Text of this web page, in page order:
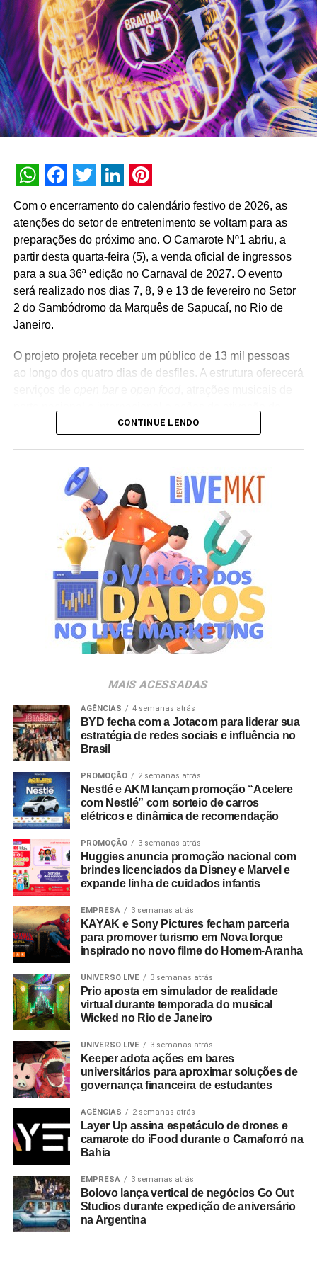
interna de 90% e índice de resolutividade de 87% nos
atendimentos.
Além da b.ia, o Meu Bradesco engloba ferramentas como
o E-agro — plataforma digital direcionada a produtores
rurais — e sistemas de recomendação de investimentos
suportados porGenAI(Inteligência Artificial Generativa),
que fornecem assessoria financeira automatizada e
A estratégia de divulgação da campanha engloba
peças deOut of Home(OOH) e ações com
influenciadores digitais, reforçando o posicionamento do
banco na transformação digital do setor financeiro.
WhatsApp
Facebook
Twitter
LinkedIn
Pinterest
Com o encerramento do calendário festivo de 2026, as
atenções do setor de entretenimento se voltam para as
preparações do próximo ano. O Camarote Nº1 abriu, a
partir desta quarta-feira (5), a venda oficial de ingressos
para a sua 36ª edição no Carnaval de 2027. O evento
será realizado nos dias 7, 8, 9 e 13 de fevereiro no Setor
2 do Sambódromo da Marquês de Sapucaí, no Rio de
Janeiro.
O projeto projeta receber um público de 13 mil pessoas
ao longo dos quatro dias de desfiles. A estrutura oferecerá
marcas parceiras. “O Camarote Nº1 é um projeto que faz
uma experiência personalizada que nasce dolifestyle
cidade maravilhosa”, destaca Marcio Esher, sócio, diretor
de negócios e marketing da Holding Clube e gestor do
A produção do evento é assinada pela agência Banco_
em parceria com a Storymakers e a Cross Networking,
empresas pertencentes ao ecossistema da Holding
Clube. O projeto criativo mantém a assinatura “Brasil na
Veia”, conceito focado na valorização da cultura nacional,
da música e da hospitalidade carioca.
no canal oficial da Ticketmaster, com lote inicial a partir
de R$ 3.950,00. As demais atualizações e atrações do
evento serão divulgadas nos canais oficiais do camarote
nos próximos meses.
CONTINUE LENDO
MAIS ACESSADAS
AGÊNCIAS 4 semanas atrás
BYD fecha com a Jotacom para liderar sua
estratégia de redes sociais e influência no
Brasil
PROMOÇÃO 2 semanas atrás
Nestlé e AKM lançam promoção “Acelere
com Nestlé” com sorteio de carros
elétricos e dinâmica de recomendação
PROMOÇÃO 3 semanas atrás
Huggies anuncia promoção nacional com
brindes licenciados da Disney e Marvel e
expande linha de cuidados infantis
EMPRESA 3 semanas atrás
KAYAK e Sony Pictures fecham parceria
para promover turismo em Nova Iorque
inspirado no novo filme do Homem-Aranha
UNIVERSO LIVE 3 semanas atrás
Prio aposta em simulador de realidade
virtual durante temporada do musical
Wicked no Rio de Janeiro
UNIVERSO LIVE 3 semanas atrás
Keeper adota ações em bares
universitários para aproximar soluções de
governança financeira de estudantes
AGÊNCIAS 2 semanas atrás
Layer Up assina espetáculo de drones e
camarote do iFood durante o Camaforró na
Bahia
EMPRESA 3 semanas atrás
Bolovo lança vertical de negócios Go Out
Studios durante expedição de aniversário
na Argentina